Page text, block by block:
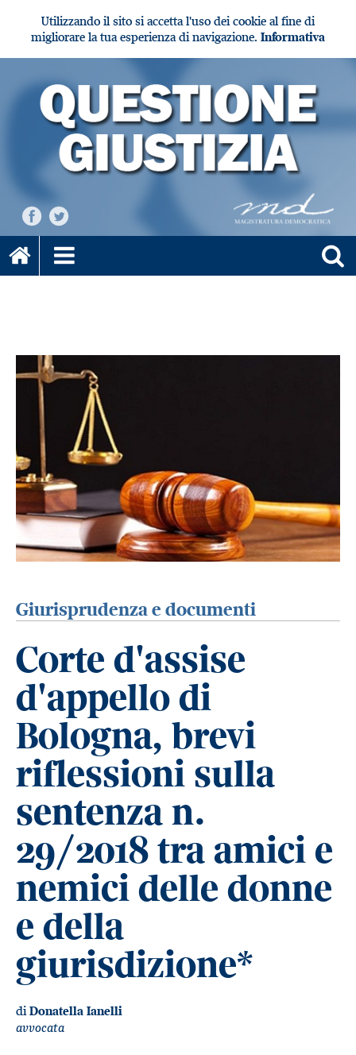
Utilizzando il sito si accetta l'uso dei cookie al fine di
migliorare la tua esperienza di navigazione. Informativa
Giurisprudenza e documenti
Corte d'assise
d'appello di
Bologna, brevi
riflessioni sulla
sentenza n.
29/2018 tra amici e
nemici delle donne
e della
giurisdizione*
diDonatella Ianelli
avvocata